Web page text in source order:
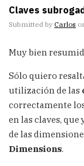
Claves
Submitted by Carlos
Muy bien
Sólo quiero
utilización de las
correctamente
en las claves,
de las
Dimensions.